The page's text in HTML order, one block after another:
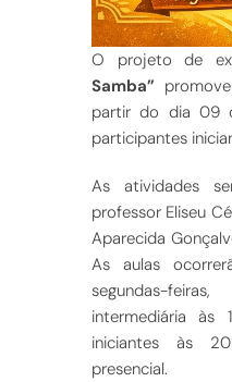
O projeto de
Samba”
partir do dia 09
participantes
As atividades
professor Eliseu
Aparecida
As aulas
segundas-
intermediária
iniciantes às
presencial.